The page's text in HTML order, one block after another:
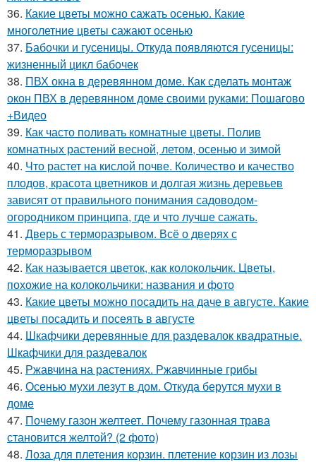
36. Какие цветы можно сажать осенью. Какие
многолетние цветы сажают осенью
37. Бабочки и гусеницы. Откуда появляются гусеницы:
жизненный цикл бабочек
38. ПВХ окна в деревянном доме. Как сделать монтаж
окон ПВХ в деревянном доме своими руками: Пошагово
+Видео
39. Как часто поливать комнатные цветы. Полив
комнатных растений весной, летом, осенью и зимой
40. Что растет на кислой почве. Количество и качество
плодов, красота цветников и долгая жизнь деревьев
зависят от правильного понимания садоводом-
огородником принципа, где и что лучше сажать.
41. Дверь с терморазрывом. Всё о дверях с
терморазрывом
42. Как называется цветок, как колокольчик. Цветы,
похожие на колокольчики: названия и фото
43. Какие цветы можно посадить на даче в августе. Какие
цветы посадить и посеять в августе
44. Шкафчики деревянные для раздевалок квадратные.
Шкафчики для раздевалок
45. Ржавчина на растениях. Ржавчинные грибы
46. Осенью мухи лезут в дом. Откуда берутся мухи в
доме
47. Почему газон желтеет. Почему газонная трава
становится желтой? (2 фото)
48. Лоза для плетения корзин. плетение корзин из лозы